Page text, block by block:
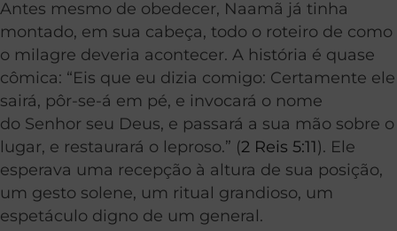
Antes mesmo de obedecer, Naamã já tinha
montado, em sua cabeça, todo o roteiro de como
o milagre deveria acontecer. A história é quase
cômica: “Eis que eu dizia comigo: Certamente ele
sairá, pôr-se-á em pé, e invocará o nome
do Senhor seu Deus, e passará a sua mão sobre o
lugar, e restaurará o leproso.” (2 Reis 5:11). Ele
esperava uma recepção à altura de sua posição,
um gesto solene, um ritual grandioso, um
espetáculo digno de um general.